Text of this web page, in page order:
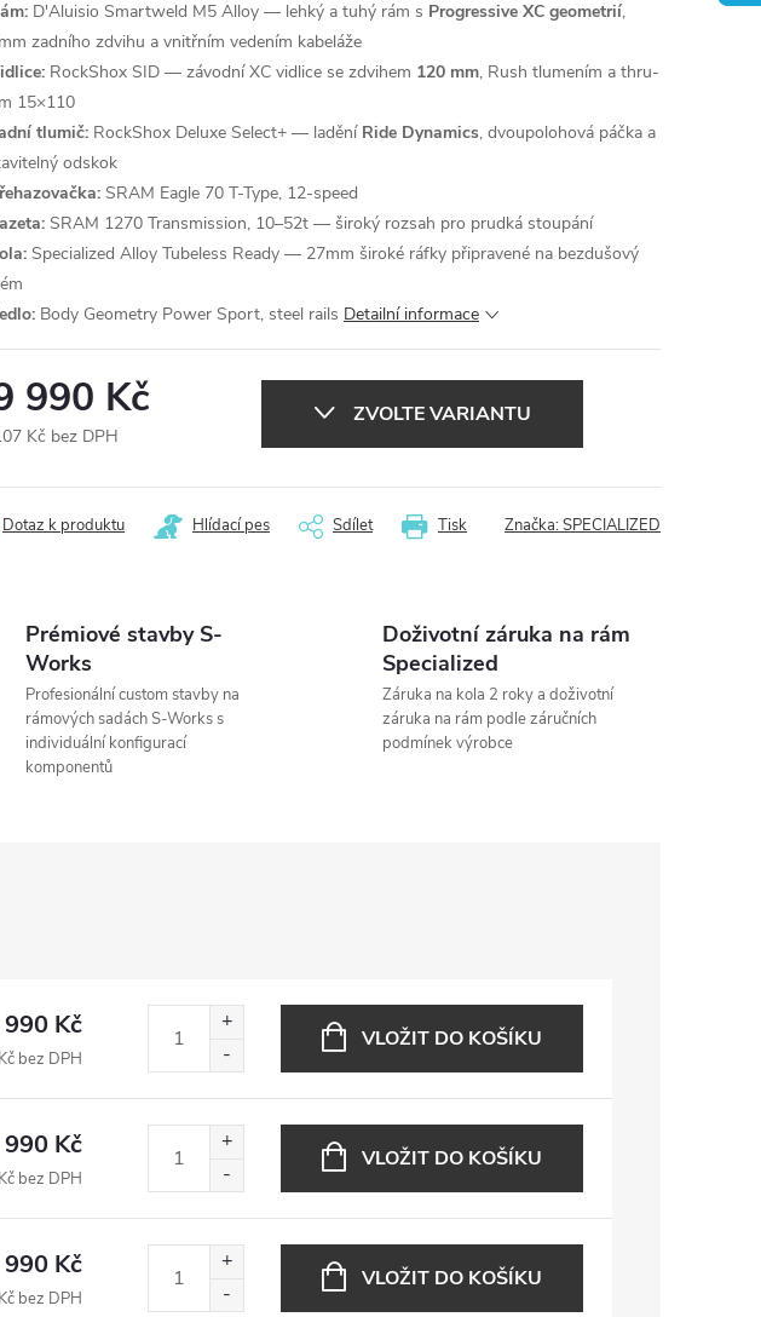
D'Aluisio Smartweld M5 Alloy — lehký a tuhý rám s Progressive XC geometrií,
zadního zdvihu a vnitřním vedením kabeláže
RockShox SID — závodní XC vidlice se zdvihem 120 mm, Rush tlumením a thru-
15×110
tlumič: RockShox Deluxe Select+ — ladění Ride Dynamics, dvoupolohová páčka a
odskok
SRAM Eagle 70 T-Type, 12-speed
SRAM 1270 Transmission, 10–52t — široký rozsah pro prudká stoupání
Specialized Alloy Tubeless Ready — 27mm široké ráfky připravené na bezdušový
Body Geometry Power Sport, steel rails Detailní informace
990 Kč
Kč bez DPH
ZVOLTE VARIANTU
Tisk
Dotaz k produktu Hlídací pes Sdílet Značka:SPECIALIZED
Prémiové stavby S-
Works
Profesionální custom stavby na
rámových sadách S-Works s
individuální konfigurací
komponentů
Doživotní záruka na rám
Specialized
Záruka na kola 2 roky a doživotní
záruka na rám podle záručních
podmínek výrobce
Kč
bez DPH
VLOŽIT DO KOŠÍKU
Kč
bez DPH
VLOŽIT DO KOŠÍKU
Kč
bez DPH
VLOŽIT DO KOŠÍKU